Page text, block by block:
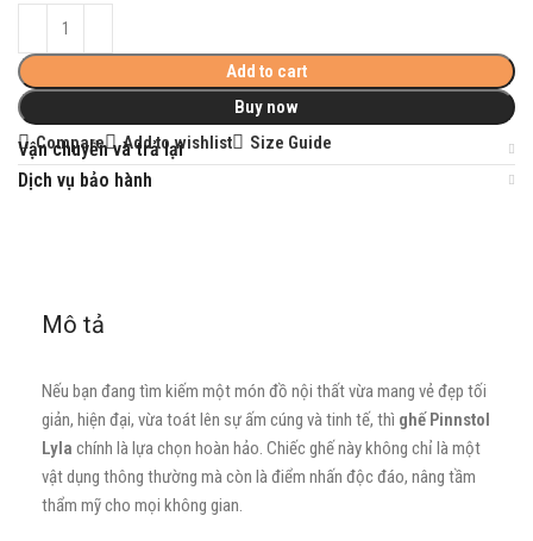
Add to cart
Buy now
Compare
Add to wishlist Size Guide
Vận chuyển và trả lại
Dịch vụ bảo hành
Mô tả
Nếu bạn đang tìm kiếm một món đồ nội thất vừa mang vẻ đẹp tối
giản, hiện đại, vừa toát lên sự ấm cúng và tinh tế, thì ghế Pinnstol
Lyla chính là lựa chọn hoàn hảo. Chiếc ghế này không chỉ là một
vật dụng thông thường mà còn là điểm nhấn độc đáo, nâng tầm
thẩm mỹ cho mọi không gian.